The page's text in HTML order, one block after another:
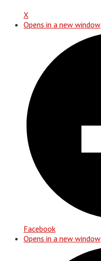
X
Opens in a new window
Facebook
Opens in a new window